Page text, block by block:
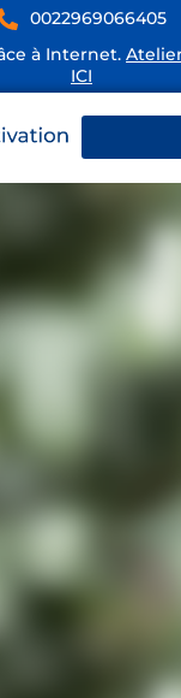
0022969066405
à Internet.
ICI